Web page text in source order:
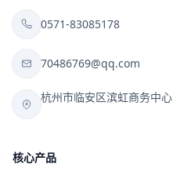
0571-83085178
70486769@qq.com
杭州市临安区滨虹商务中心
核心产品